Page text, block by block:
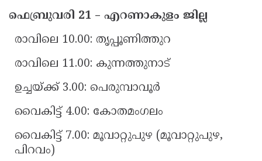
ഫെബ്രുവരി 21 – എറണാകുളം ജില്ല
രാവിലെ 10.00: തൃപ്പൂണിത്തുറ
രാവിലെ 11.00: കുന്നത്തുനാട്
ഉച്ചയ്ക്ക് 3.00: പെരുമ്പാവൂർ
വൈകിട്ട് 4.00: കോതമംഗലം
വൈകിട്ട് 7.00: മൂവാറ്റുപുഴ (മൂവാറ്റുപുഴ,
പിറവം)